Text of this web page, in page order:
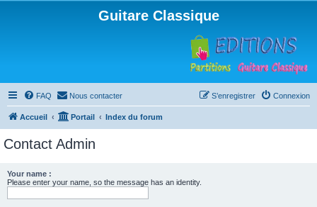
Guitare Classique
FAQ Nous contacter Connexion
S’enregistrer
Accueil Portail Index du forum
Contact Admin
Your name :
Please enter your name, so the message has an identity.